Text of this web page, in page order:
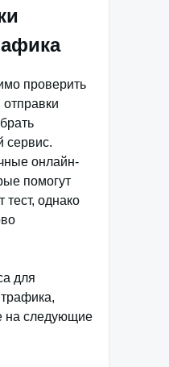
проверить
отправки
сервис.
онлайн-
помогут
тест, однако
для
на следующие